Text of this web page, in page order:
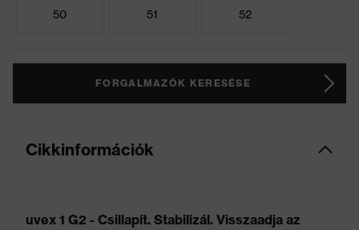
50 51 52
FORGALMAZÓK KERESÉSE
Cikkinformációk
uvex 1 G2 - Csillapít. Stabilizál. Visszaadja az